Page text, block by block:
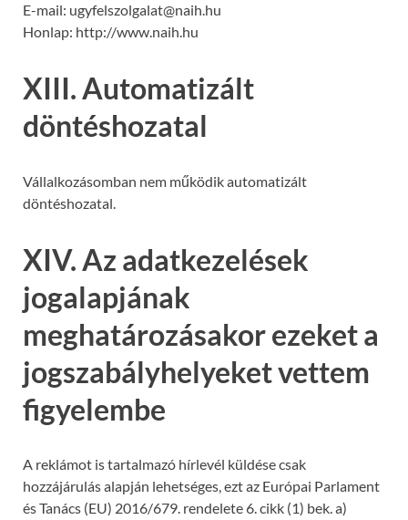
E-mail: ugyfelszolgalat@naih.hu
Honlap: http://www.naih.hu
XIII. Automatizált
döntéshozatal
Vállalkozásomban nem működik automatizált
döntéshozatal.
XIV. Az adatkezelések
jogalapjának
meghatározásakor ezeket a
jogszabályhelyeket vettem
figyelembe
A reklámot is tartalmazó hírlevél küldése csak
hozzájárulás alapján lehetséges, ezt az Európai Parlament
és Tanács (EU) 2016/679. rendelete 6. cikk (1) bek. a)